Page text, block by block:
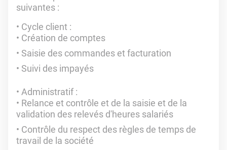
suivantes :
Cycle client :
Création de comptes
Saisie des commandes et facturation
Suivi des impayés
Administratif :
Relance et contrôle et de la saisie et de la
validation des relevés d'heures salariés
Contrôle du respect des règles de temps de
travail de la société